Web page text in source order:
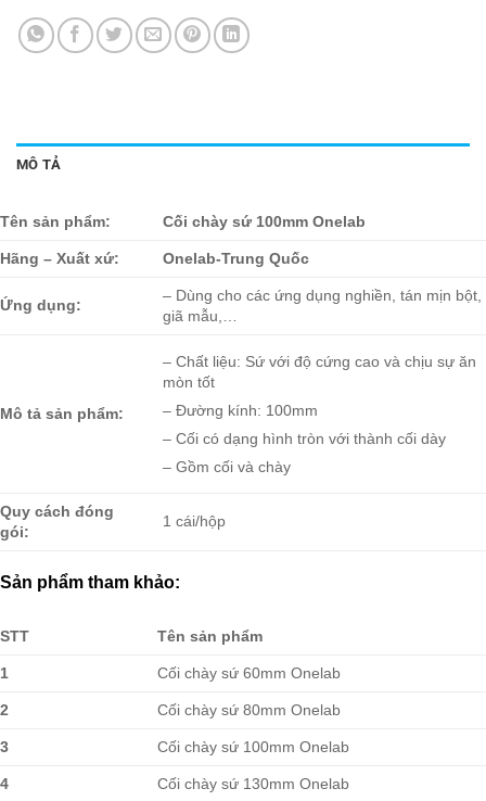
MÔ TẢ
Tên sản phẩm: Cối chày sứ 100mm Onelab
Hãng – Xuất xứ: Onelab-Trung Quốc
Ứng dụng:
– Dùng cho các ứng dụng nghiền, tán mịn bột,
giã mẫu,…
Mô tả sản phẩm:
– Chất liệu: Sứ với độ cứng cao và chịu sự ăn
mòn tốt
– Đường kính: 100mm
– Cối có dạng hình tròn với thành cối dày
– Gồm cối và chày
Quy cách đóng
gói:
1 cái/hộp
Sản phẩm tham khảo:
STT Tên sản phẩm
1 Cối chày sứ 60mm Onelab
2 Cối chày sứ 80mm Onelab
3 Cối chày sứ 100mm Onelab
4 Cối chày sứ 130mm Onelab